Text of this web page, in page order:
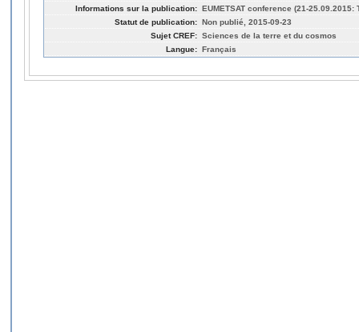
Informations sur la publication: EUMETSAT conference (21-25.09.2015:
Statut de publication: Non publié, 2015-09-23
Sujet CREF: Sciences de la terre et du cosmos
Langue: Français